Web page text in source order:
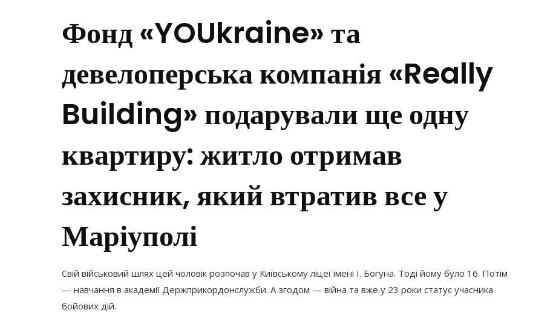
Фонд «YOUkraine» та
девелоперська компанія «Really
Building» подарували ще одну
квартиру: житло отримав
захисник, який втратив все у
Маріуполі
Свій військовий шлях цей чоловік розпочав у Київському ліцеї імені І. Богуна. Тоді йому було 16. Потім
— навчання в академії Держприкордонслужби. А згодом — війна та вже у 23 роки статус учасника
бойових дій.